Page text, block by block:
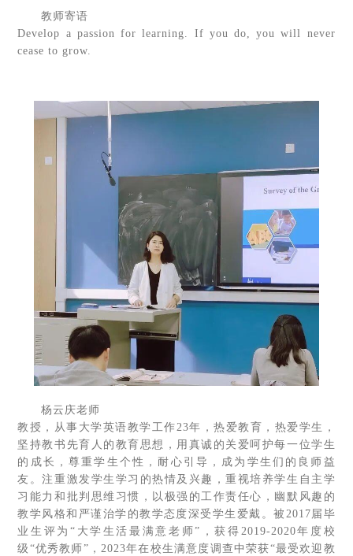
教师寄语
Develop a passion for learning. If you do, you will never
cease to grow.
杨云庆老师
教授，从事大学英语教学工作23年，热爱教育，热爱学生，
坚持教书先育人的教育思想，用真诚的关爱呵护每一位学生
的成长，尊重学生个性，耐心引导，成为学生们的良师益
友。注重激发学生学习的热情及兴趣，重视培养学生自主学
习能力和批判思维习惯，以极强的工作责任心，幽默风趣的
教学风格和严谨治学的教学态度深受学生爱戴。被2017届毕
业生评为“大学生活最满意老师”，获得2019-2020年度校
级“优秀教师”，2023年在校生满意度调查中荣获“最受欢迎教